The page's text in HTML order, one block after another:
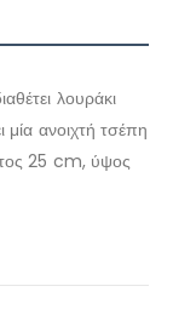
λουράκι
μία ανοιχτή τσέπη
25 cm, ύψος